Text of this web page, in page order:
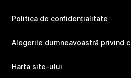
Politica de confidențialitate
Alegerile dumneavoastră privind
Harta site-ului